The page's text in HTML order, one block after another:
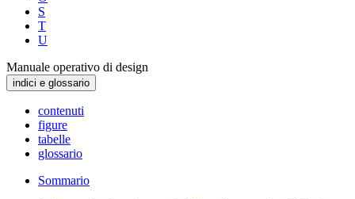
S
T
U
Manuale operativo di design
indici e glossario
contenuti
figure
tabelle
glossario
Sommario